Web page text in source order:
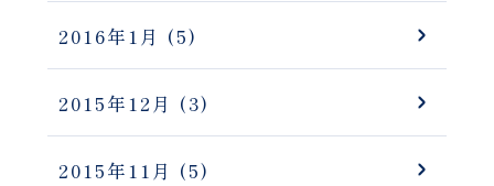
2016年1月 (5)
2015年12月 (3)
2015年11月 (5)